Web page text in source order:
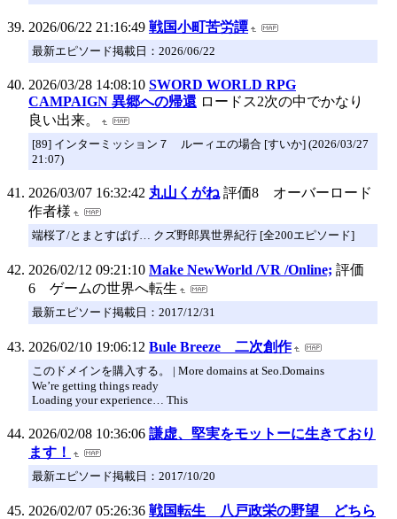
2026/06/22 21:16:49 戦国小町苦労譚
最新エピソード掲載日：2026/06/22
2026/03/28 14:08:10 SWORD WORLD RPG
CAMPAIGN 異郷への帰還 ロードス2次の中でかなり
良い出来。
[89] インターミッション７ ルーィエの場合 [すいか] (2026/03/27
21:07)
2026/03/07 16:32:42 丸山くがね 評価8 オーバーロード
作者様
端桜了/とまとすぱげ… クズ野郎異世界紀行 [全200エピソード]
2026/02/12 09:21:10 Make NewWorld /VR /Online; 評価
6 ゲームの世界へ転生
最新エピソード掲載日：2017/12/31
2026/02/10 19:06:12 Bule Breeze 二次創作
このドメインを購入する。 | More domains at Seo.Domains
We’re getting things ready
Loading your experience… This
2026/02/08 10:36:06 謙虚、堅実をモットーに生きており
ます！
最新エピソード掲載日：2017/10/20
2026/02/07 05:26:36 戦国転生 八戸政栄の野望 どちら